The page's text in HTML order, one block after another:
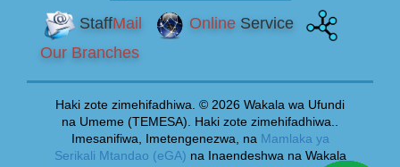
StaffMail Online Service
Our Branches
Haki zote zimehifadhiwa. © 2026 Wakala wa Ufundi
na Umeme (TEMESA). Haki zote zimehifadhiwa..
Imesanifiwa, Imetengenezwa, na Mamlaka ya
Serikali Mtandao (eGA) na Inaendeshwa na Wakala